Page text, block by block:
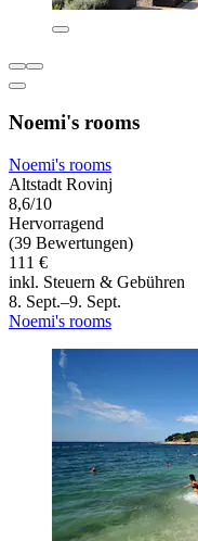
Noemi's rooms
Noemi's rooms
Altstadt Rovinj
8,6/10
Hervorragend
(39 Bewertungen)
111 €
inkl. Steuern & Gebühren
8. Sept.–9. Sept.
Noemi's rooms